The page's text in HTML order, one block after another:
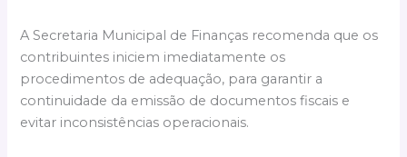
A Secretaria Municipal de Finanças recomenda que os
contribuintes iniciem imediatamente os
procedimentos de adequação, para garantir a
continuidade da emissão de documentos fiscais e
evitar inconsistências operacionais.